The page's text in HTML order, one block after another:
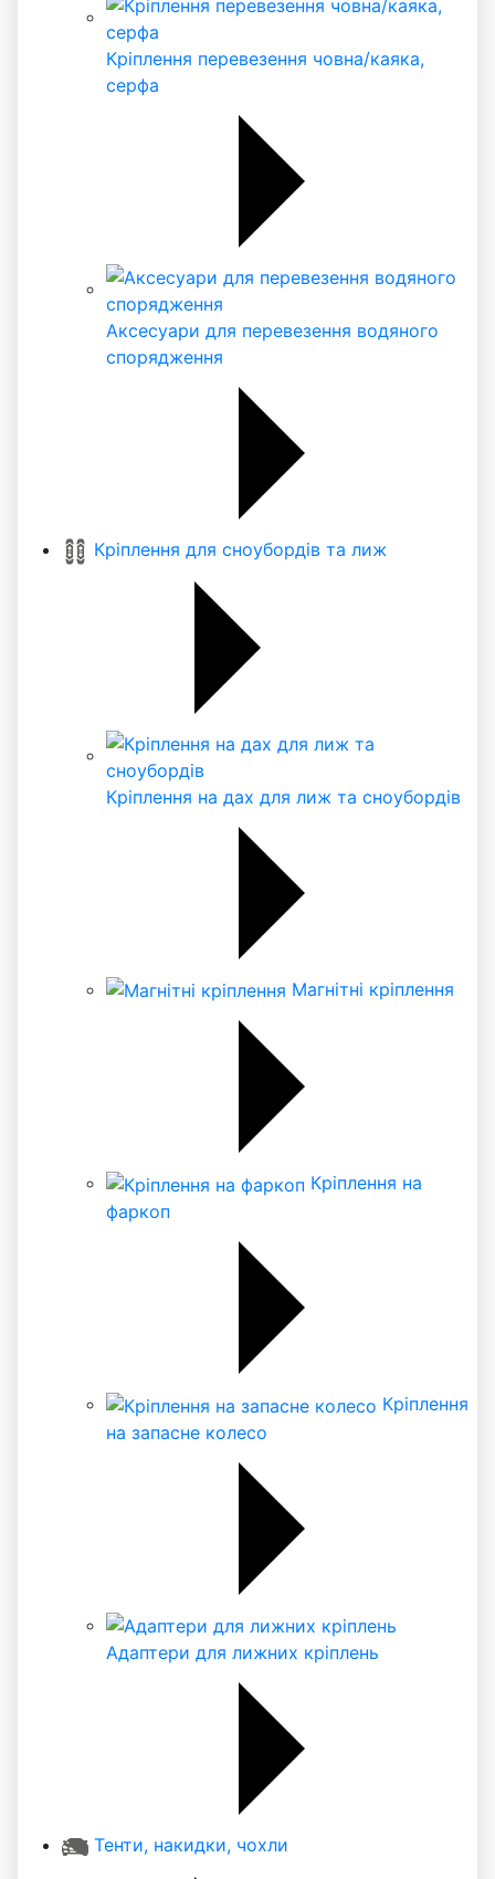
Кріплення перевезення човна/каяка,
серфа
Аксесуари для перевезення водяного
спорядження
Кріплення для сноубордів та лиж
Кріплення на дах для лиж та сноубордів
Магнітні кріплення
Кріплення на
фаркоп
Кріплення
на запасне колесо
Адаптери для лижних кріплень
Тенти, накидки, чохли